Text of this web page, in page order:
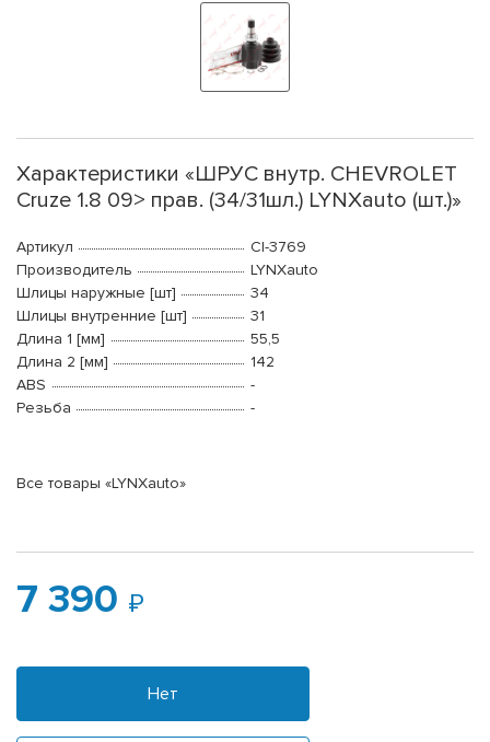
Характеристики «ШРУС внутр. CHEVROLET
Cruze 1.8 09> прав. (34/31шл.) LYNXauto (шт.)»
Артикул
CI-3769
Производитель
LYNXauto
Шлицы наружные [шт]
34
Шлицы внутренние [шт]
31
Длина 1 [мм]
55,5
Длина 2 [мм]
142
ABS
-
Резьба
-
Все товары «LYNXauto»
7 390
Нет